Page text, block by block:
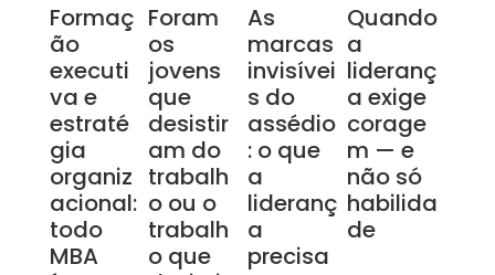
Formaç
ão
executi
va e
estraté
gia
organiz
acional:
todo
MBA
Foram
os
jovens
que
desistir
am do
trabalh
o ou o
trabalh
o que
As
marcas
invisívei
s do
assédio
: o que
a
lideranç
a
precisa
Quando
a
lideranç
a exige
corage
m — e
não só
habilida
de